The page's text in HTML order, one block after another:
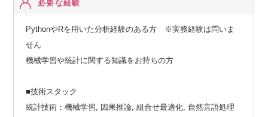
必要な経験
PythonやRを用いた分析経験のある方 ※実務経験は問いま
せん
機械学習や統計に関する知識をお持ちの方
■技術スタック
統計技術：機械学習, 因果推論, 組合せ最適化, 自然言語処理